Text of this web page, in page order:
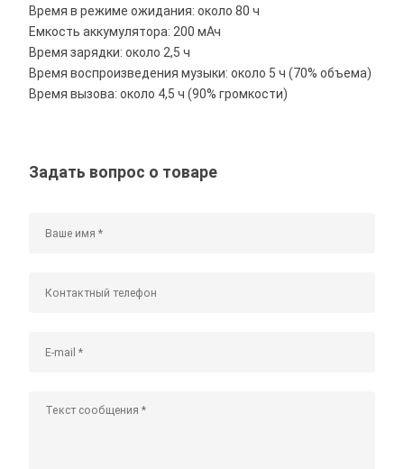
Время в режиме ожидания: около 80 ч
Емкость аккумулятора: 200 мАч
Время зарядки: около 2,5 ч
Время воспроизведения музыки: около 5 ч (70% объема)
Время вызова: около 4,5 ч (90% громкости)
Задать вопрос о товаре